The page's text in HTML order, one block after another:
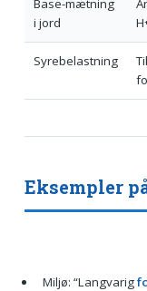
Base-mætning
i jord
Syrebelastning
Eksempler
Miljø: “Langvarig